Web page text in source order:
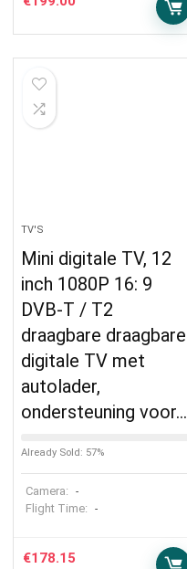
TV'S
Mini digitale TV, 12
inch 1080P 16: 9
DVB-T / T2
draagbare draagbare
digitale TV met
autolader,
ondersteuning voor…
Already Sold: 57%
Camera: -
Flight Time: -
€178.15